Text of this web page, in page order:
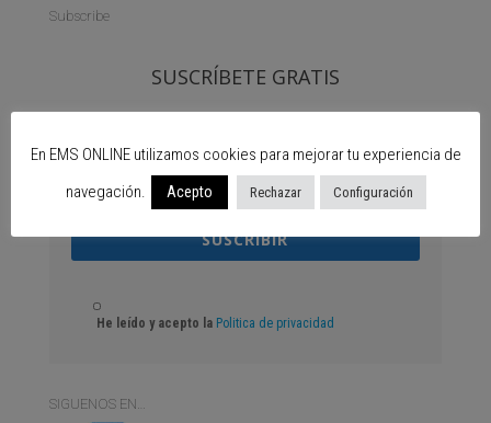
Subscribe
SUSCRÍBETE GRATIS
SUSCRIBIR
He leído y acepto la Politica de privacidad
SIGUENOS EN…
En EMS ONLINE utilizamos cookies para mejorar tu experiencia de
navegación.
Acepto Rechazar Configuración